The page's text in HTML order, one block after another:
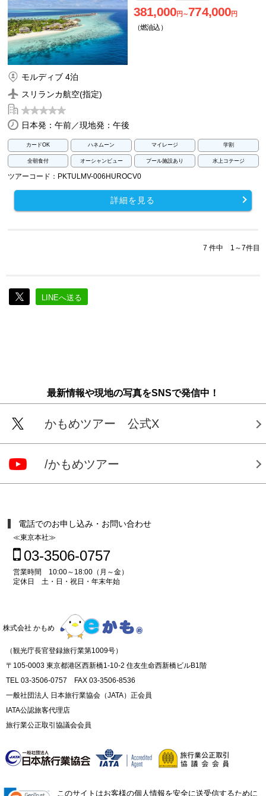
381,000円～774,000円
（燃油込）
モルディブ 4泊
スリランカ航空(指定)
日本発：午前／現地発：午後
カードOK ハネムーン マイレージ 学割
全朝食付 オーシャンビュー プール施設あり 水上コテージ
ツアーコード：PKTULMV-006HUROCV0
詳細を見る
7 件中 1～7件目
LINEへ送る
最新情報や現地の写真をSNSで発信中！
かもめツアー 公式X
/かもめツアー
電話でのお申し込み・お問い合わせ
≪東京本社≫
03-3506-0757
営業時間 10:00～18:00（月～金）
定休日 土・日・祝日・年末年始
株式会社 かもめ
（観光庁長官登録旅行業第1009号）
〒105-0003 東京都港区西新橋1-10-2 住友生命西新橋ビルB1階
TEL 03-3506-0757 FAX 03-3506-8536
一般社団法人 日本旅行業協会（JATA）正会員
IATA公認旅客代理店
旅行業公正取引協議会会員
このサイトはお客様の個人情報を安全に送受信するために